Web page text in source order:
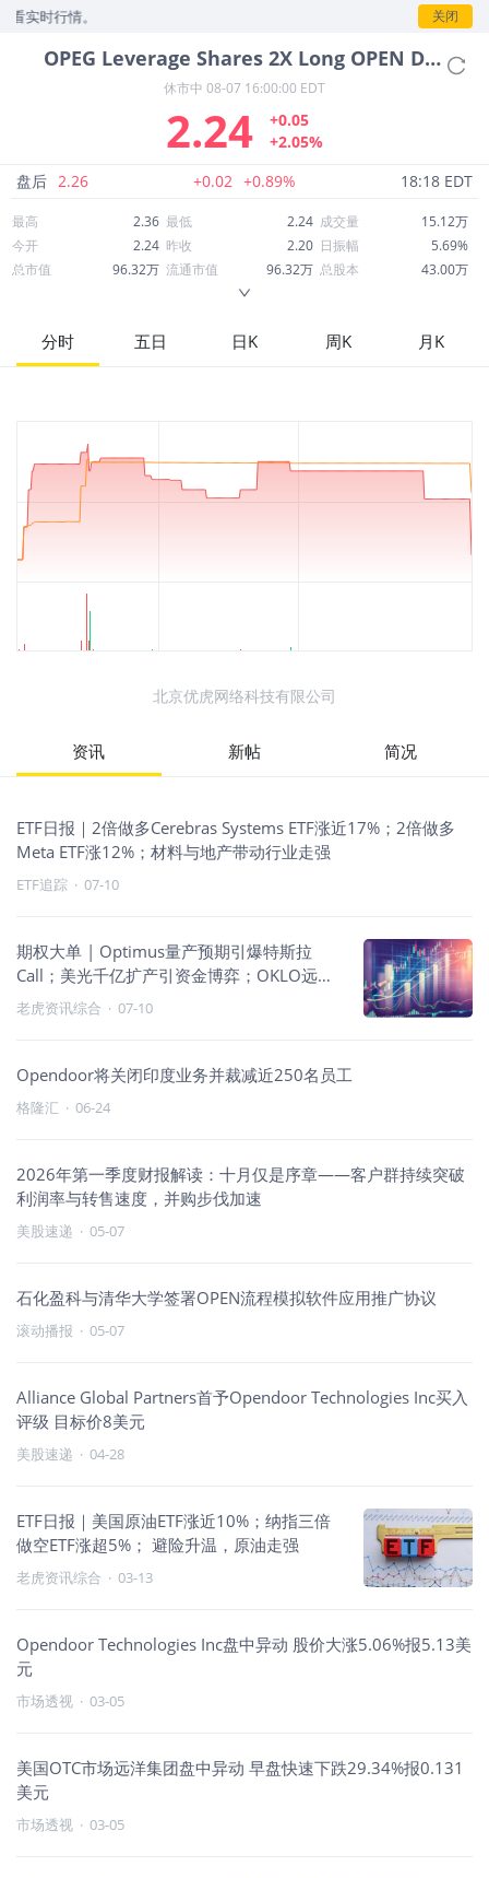
时行情。 关闭
OPEG Leverage Shares 2X Long OPEN Daily ETF
休市中 08-07 16:00:00 EDT
2.24
+0.05
+2.05%
盘后 2.26 +0.02 +0.89% 18:18 EDT
最高 2.36 最低 2.24 成交量
15.12万
今开
2.24 昨收 2.20 日振幅
5.69%
总市值
96.32万 流通市值 96.32万 总股本
43.00万
52周最高
16.86 市盈率
股息
分时 五日 日K 周K 月K
北京优虎网络科技有限公司
资讯 新帖 简况
ETF日报｜2倍做多Cerebras Systems ETF涨近17%；2倍做多
Meta ETF涨12%；材料与地产带动行业走强
ETF追踪 · 07-10
期权大单 | Optimus量产预期引爆特斯拉
Call；美光千亿扩产引资金博弈；OKLO远月
Call异动
老虎资讯综合 · 07-10
Opendoor将关闭印度业务并裁减近250名员工
格隆汇 · 06-24
2026年第一季度财报解读：十月仅是序章——客户群持续突破
利润率与转售速度，并购步伐加速
美股速递 · 05-07
石化盈科与清华大学签署OPEN流程模拟软件应用推广协议
滚动播报 · 05-07
Alliance Global Partners首予Opendoor Technologies Inc买入
评级 目标价8美元
美股速递 · 04-28
ETF日报｜美国原油ETF涨近10%；纳指三倍
做空ETF涨超5%； 避险升温，原油走强
老虎资讯综合 · 03-13
Opendoor Technologies Inc盘中异动 股价大涨5.06%报5.13美
元
市场透视 · 03-05
美国OTC市场远洋集团盘中异动 早盘快速下跌29.34%报0.131
美元
市场透视 · 03-05